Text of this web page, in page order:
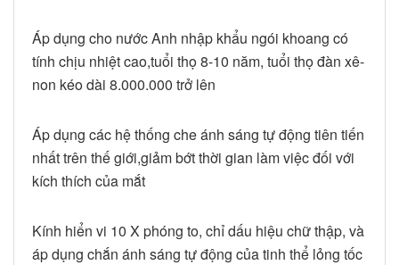
Áp dụng cho nước Anh nhập khẩu ngói khoang có
tính chịu nhiệt cao,tuổi thọ 8-10 năm, tuổi thọ đàn xê-
non kéo dài 8.000.000 trở lên
Áp dụng các hệ thống che ánh sáng tự động tiên tiến
nhất trên thế giới,giảm bớt thời gian làm việc đối với
kích thích của mắt
Kính hiển vi 10 X phóng to, chỉ dấu hiệu chữ thập, và
áp dụng chắn ánh sáng tự động của tinh thể lỏng tốc